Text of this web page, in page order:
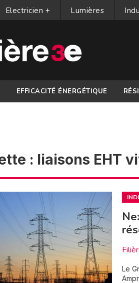
Electricien + Lumières
EFFICACITÉ ÉNERGÉTIQUE
: liaisons EHT
Le